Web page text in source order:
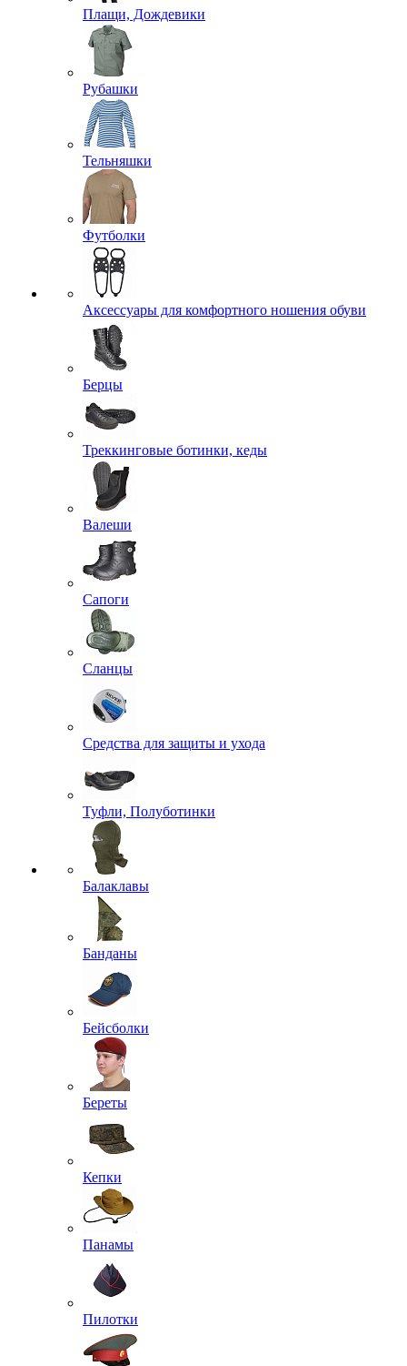
Плащи, Дождевики
Рубашки
Тельняшки
Футболки
Аксессуары для комфортного ношения обуви
Берцы
Треккинговые ботинки, кеды
Валеши
Сапоги
Сланцы
Средства для защиты и ухода
Туфли, Полуботинки
Балаклавы
Банданы
Бейсболки
Береты
Кепки
Панамы
Пилотки